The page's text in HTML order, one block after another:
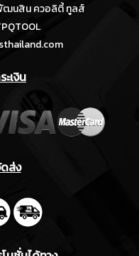
ฒนสิน ควอลิตี้ ทูลส์
เงิน
ส่ง